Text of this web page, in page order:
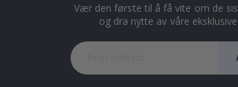
Vær den første til å få vite om de
og dra nytte av våre